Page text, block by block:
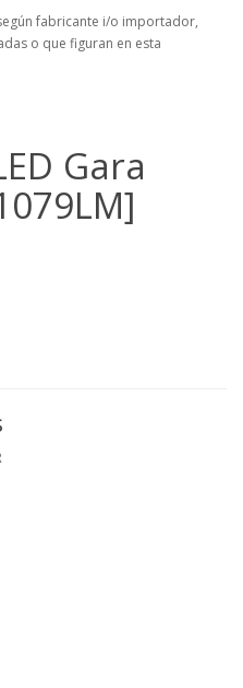
fabricante i/o importador,
o que figuran en esta
Gara